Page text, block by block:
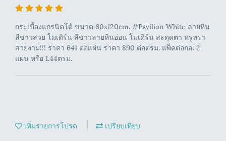
กระเบื้องแกรนิตโต้ ขนาด 60x120cm. #Pavilion White ลายหิน
สีขาวสวย โมเดิร์น สีขาวลายหินอ่อน โมเดิร์น สะดุดตา หรูหรา
สวยงาม!!! ราคา 641 ต่อแผ่น ราคา 890 ต่อตรม. แพ็คต่อกล. 2
แผ่น หรือ 1.44ตรม.
เพิ่มรายการโปรด เปรียบเทียบ